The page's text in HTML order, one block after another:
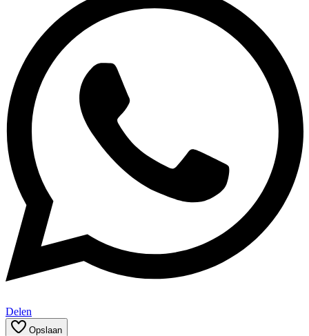
Delen
Opslaan